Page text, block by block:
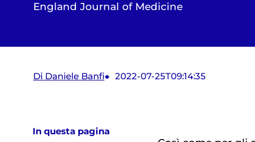
England Journal of Medicine
Di Daniele Banfi 2022-07-25T09:14:35
In questa pagina